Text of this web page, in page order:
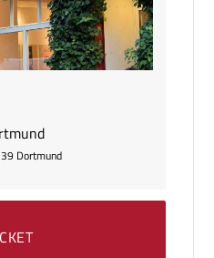
Dortmund